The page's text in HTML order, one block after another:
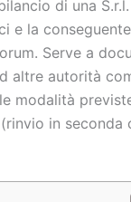
di una
e la
Serve a
altre autorità
modalità
in seconda